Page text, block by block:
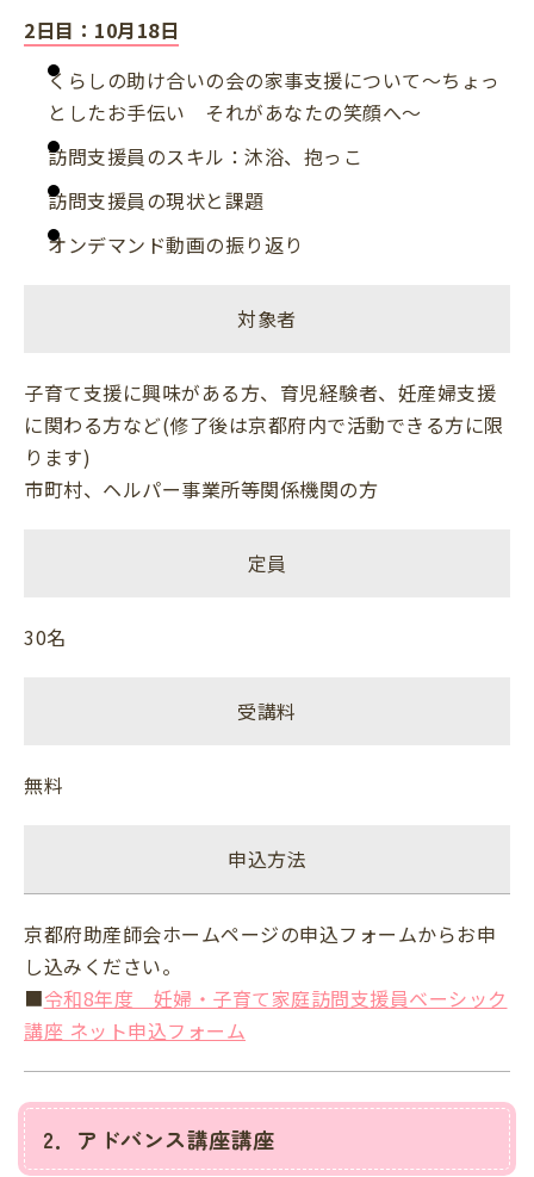
2日目：10月18日
くらしの助け合いの会の家事支援について～ちょっ
としたお手伝い それがあなたの笑顔へ～
訪問支援員のスキル：沐浴、抱っこ
訪問支援員の現状と課題
オンデマンド動画の振り返り
対象者
子育て支援に興味がある方、育児経験者、妊産婦支援
に関わる方など(修了後は京都府内で活動できる方に限
ります)
市町村、ヘルパー事業所等関係機関の方
定員
30名
受講料
無料
申込方法
京都府助産師会ホームページの申込フォームからお申
し込みください。
■令和8年度 妊婦・子育て家庭訪問支援員ベーシック
講座 ネット申込フォーム
2．アドバンス講座講座